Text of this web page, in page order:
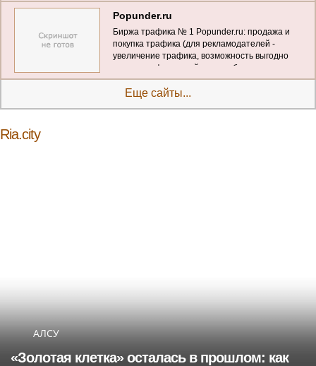
Popunder.ru
Биржа трафика № 1 Popunder.ru: продажа и
покупка трафика (для рекламодателей -
увеличение трафика, возможность выгодно
купить трафик на сайт, для вебмастеров -
выкуп трафика по максимальным ценам)
Еще сайты...
Ria.city
АЛСУ
«Золотая клетка» осталась в прошлом: как